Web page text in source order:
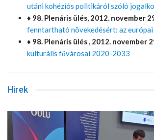
utáni kohéziós politikáról szóló
♦ 98. Plenáris ülés, 2012. november
fenntartható növekedésért: az
♦ 98. Plenáris ülés , 2012. november
kulturális fővárosai 2020-2033
Hirek